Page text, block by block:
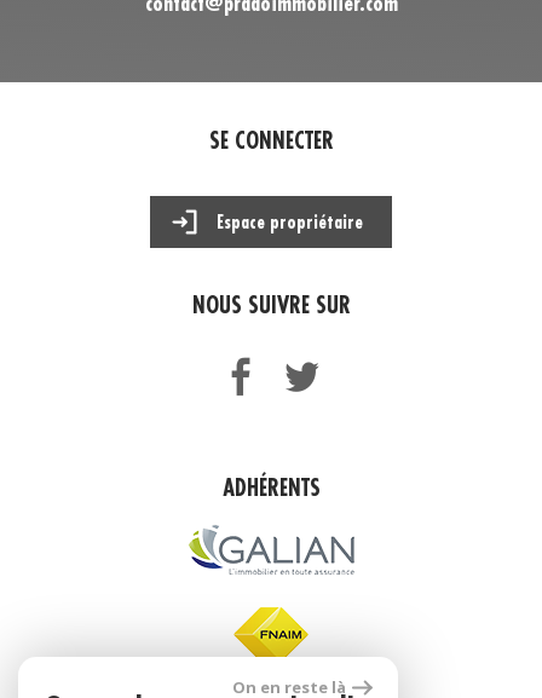
NOUS SUIVRE SUR
ADHÉRENTS
SE CONNECTER
Espace propriétaire
On en reste là